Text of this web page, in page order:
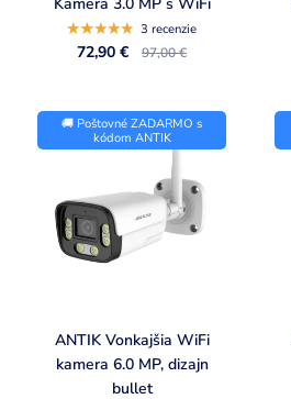
3 recenzie
72,90 € 97,00 €
🚚 Poštovné ZADARMO s
kódom ANTIK
ANTIK Vonkajšia WiFi
kamera 6.0 MP, dizajn
bullet